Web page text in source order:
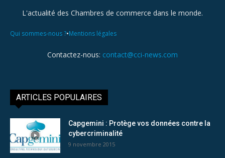
L'actualité des Chambres de commerce dans le monde.
Qui sommes-nous ?•Mentions légales
Contactez-nous: contact@cci-news.com
ARTICLES POPULAIRES
Capgemini : Protège vos données contre la
cybercriminalité
9 novembre 2015